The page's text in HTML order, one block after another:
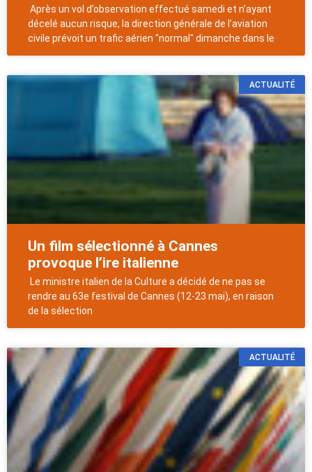
Après un vol d’observation effectué samedi et n’ayant
décelé aucun risque, la direction générale de l’aviation
civile prévoit un trafic aérien "normal" dimanche dans le
ACTUALITÉ
Un film sélectionné à Cannes
provoque l’ire italienne
Le ministre italien de la Culture a décidé de ne pas se
rendre au 63e festival de Cannes (12-23 mai), en raison
de la sélection
ACTUALITÉ